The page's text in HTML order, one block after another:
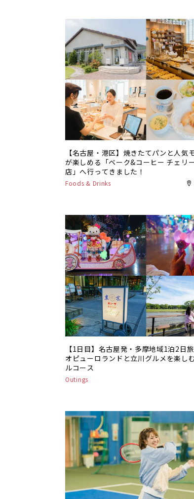
【名古屋・港区】焼きたてパンと人気
が楽しめる「ベーク&コーヒー チェリ
店」へ行ってきました！
Foods & Drinks
【1日目】名古屋発・多摩地域1泊2日
オピューロランドと立川グルメを楽し
ルコース
Outings